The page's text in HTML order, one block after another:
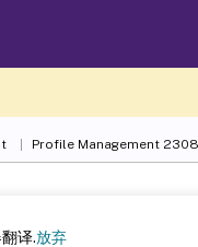
Profile Management 2308
译.放弃